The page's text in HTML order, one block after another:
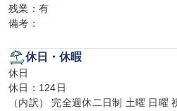
残業：有
備考：
休日・休暇
休日
休日：124日
（内訳） 完全週休二日制 土曜 日曜